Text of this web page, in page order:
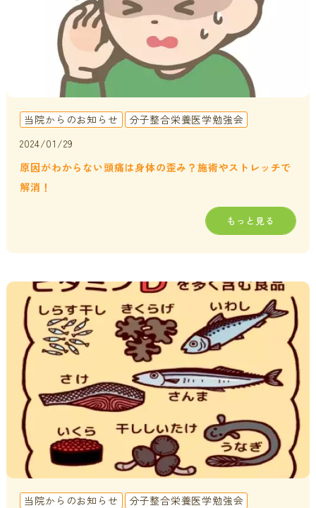
家事・育児でたまる体の疲れ
年齢とともに変わる体調サポート
血液検査でわかるあなたの健康サイン
体調不良で異常無しといわれてしまうのは？
はじめての栄養相談はこちら
分子整合栄養医学を勉強したい方に
採用情報
当院からのお知らせ
分子整合栄養医学勉強会
2024/01/29
原因がわからない頭痛は身体の歪み？施術やストレッチで
解消！
もっと見る
当院からのお知らせ
分子整合栄養医学勉強会